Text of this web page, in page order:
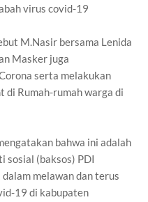
virus covid-19
M.Nasir bersama Lenida
Masker juga
serta melakukan
di Rumah-rumah warga di
bahwa ini adalah
sosial (baksos) PDI
melawan dan terus
19 di kabupaten